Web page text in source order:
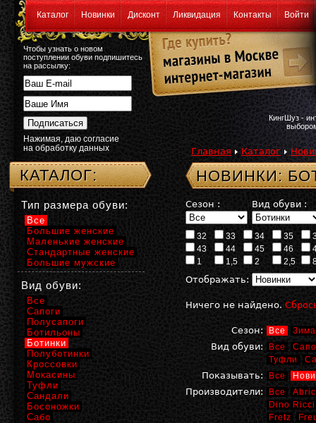
Каталог Новинки Дисконт Ликвидация Контакты Войти
Чтобы узнать о новом
поступлении обуви подпишитесь
на рассылку:
Нажимая, даю согласие
на обработку данных
КингШуз -
Главная Каталог
НОВИНКИ:
Сезон : Вид обуви :
32 33 34 35
43
44 45 46
1
1,5 2 2,5
Отображать:
Ничего не найдено.
Сезон: Все Зима
Вид обуви: Все
Туфли
Показывать: Все
Производители: Все
Dino Ricci
Fretz
КАТАЛОГ:
Тип размера обуви:
Все
Большие женские
Маленькие женские
Стандартные женские
Большие мужские
Вид обуви:
Все
Сапоги
Полусапоги
Ботильоны
Ботинки
Полуботинки
Кроссовки
Мокасины
Туфли
Сандали
Босоножки
Сабо